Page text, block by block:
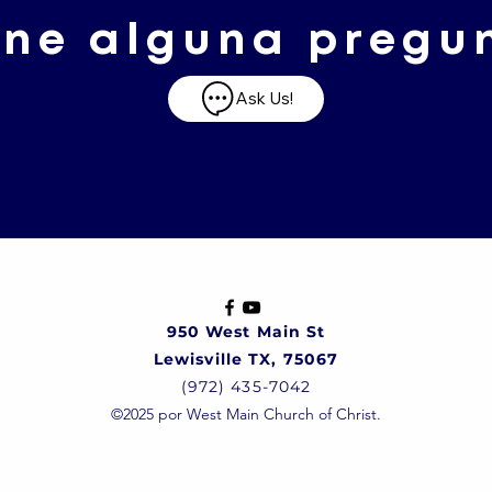
alguna
Ask Us!
950 West Main St
Lewisville TX, 75067
(972) 435-7042
©2025 por West Main Church of Christ.